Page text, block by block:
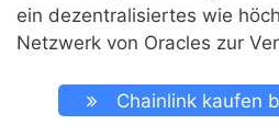
ein dezentralisiertes wie
Netzwerk von Oracles zur
Chainlink kaufen